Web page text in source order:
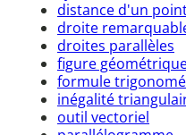
distance d'un
droite
droites parallèles
figure
formule
inégalité
outil vectoriel